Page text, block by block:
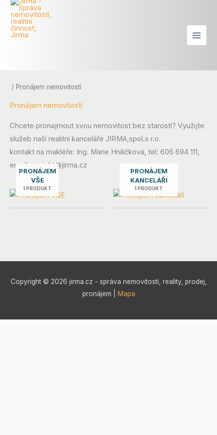
Přeskočit
obsah
/ Pronájem nemovitostí
Pronájem nemovitostí
Chcete pronajmout svou nemovitost bez starostí? Využijte
služeb naší realitní kanceláře JIRMA,spol.s r.o.
kontakt na makléře: Ing. Marie Hniličková, tel: 606 694 111,
email: projekt@jirma.cz
PRONÁJEM
VŠE
1 PRODUKT
PRONÁJEM
KANCELÁŘÍ
1 PRODUKT
Copyright © 2026 jirma.cz - správa nemovitostí, reality, prodej,
pronájem |
Mapa